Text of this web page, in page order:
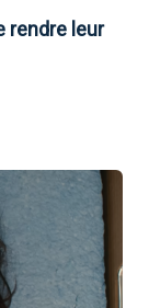
rendre leur